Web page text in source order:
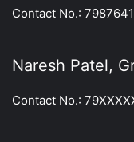
Contact No.:
Naresh Patel,
Contact No.: